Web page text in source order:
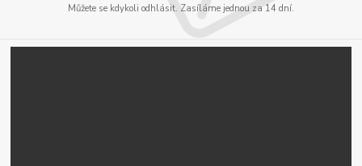
Můžete se kdykoli odhlásit. Zasíláme jednou za 14 dní.